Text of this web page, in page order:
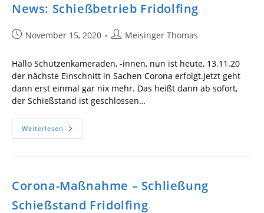
News: Schießbetrieb Fridolfing
BeitragNovember 15, 2020
Beitrags-
Meisinger Thomas
Hallo Schützenkameraden, -innen, nun ist heute, 13.11.20
der nächste Einschnitt in Sachen Corona erfolgt.Jetzt geht
dann erst einmal gar nix mehr. Das heißt dann ab sofort,
der Schießstand ist geschlossen…
Weiterlesen News:
Schießbetrieb
Corona-Maßnahme – Schließung
Schießstand Fridolfing